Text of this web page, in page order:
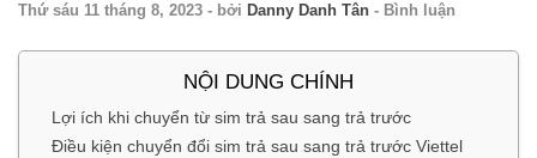
Thứ sáu 11 tháng 8, 2023 - bởi Danny Danh Tân - Bình luận
NỘI DUNG CHÍNH
Lợi ích khi chuyển từ sim trả sau sang trả trước
Điều kiện chuyển đổi sim trả sau sang trả trước Viettel